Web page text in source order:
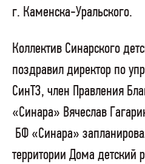
г. Каменска-Уральского.
Коллектив Синарского
поздравил директор по
СинТЗ, член Правления
«Синара» Вячеслав
БФ «Синара»
территории Дома детский